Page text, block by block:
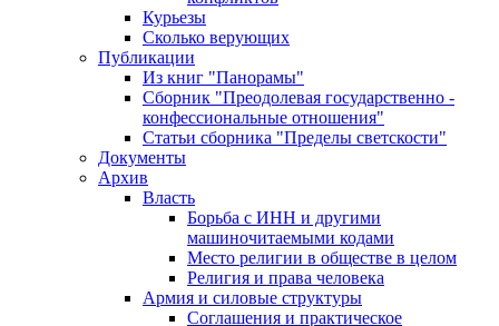
Курьезы
Сколько верующих
Публикации
Из книг "Панорамы"
Сборник "Преодолевая государственно -
конфессиональные отношения"
Статьи сборника "Пределы светскости"
Документы
Архив
Власть
Борьба с ИНН и другими
машиночитаемыми кодами
Место религии в обществе в целом
Религия и права человека
Армия и силовые структуры
Соглашения и практическое